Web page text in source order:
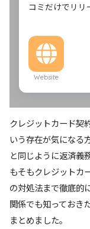
コミだけでリリ
Website
クレジットカード契
いう存在が気になる
と同じように返済義
もそもクレジットカ
の対処法まで徹底的
関係でも知っておき
まとめました。